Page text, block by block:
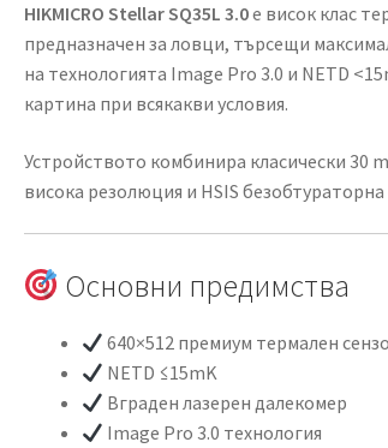
HIKMICRO Stellar SQ35L 3.0е висок клас
предназначен за ловци, търсещи
на технологията Image Pro 3.0 и NETD
картина при всякакви условия.
Устройството комбинира класически 30
висока резолюция и HSIS
Основни предимства
640×512 премиум термален
NETD ≤15mK
Вграден лазерен далекомер
Image Pro 3.0 технология